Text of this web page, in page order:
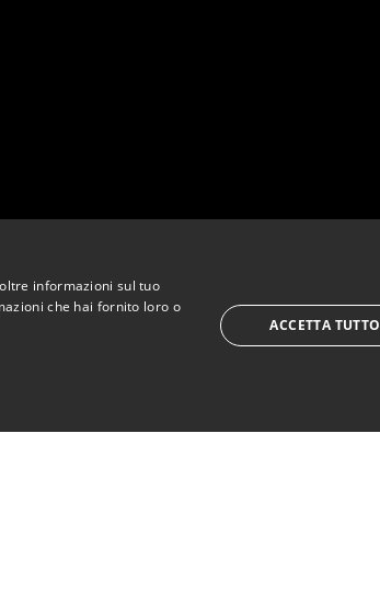
informazioni sul tuo
che hai fornito loro o
ACCETTA TUTTO